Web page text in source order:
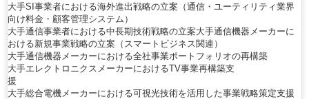
大手SI事業者における海外進出戦略の立案（通信・ユーティリティ業界
向け料金・顧客管理システム）
大手通信事業者における中長期技術戦略の立案大手通信機器メーカーに
おける新規事業戦略の立案（スマートビジネス関連）
大手通信機器メーカーにおける全社事業ポートフォリオの再構築
大手エレクトロニクスメーカーにおけるTV事業再構築支
援
大手総合電機メーカーにおける可視光技術を活用した事業戦略策定支援